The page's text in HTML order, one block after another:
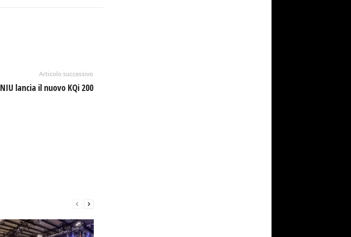
Articolo successivo
NIU lancia il nuovo KQi 200